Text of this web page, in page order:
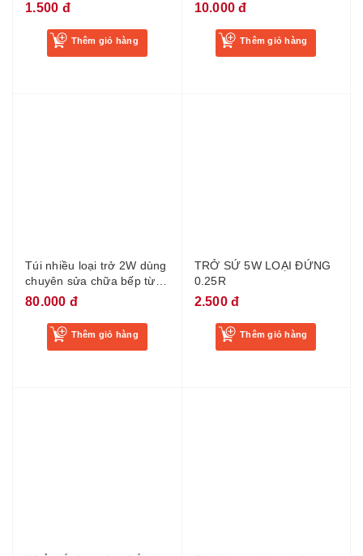
1.500 đ
Thêm giỏ hàng
10.000 đ
Thêm giỏ hàng
Túi nhiều loại trở 2W dùng
chuyên sửa chữa bếp từ
24 loại mỗi loại 5 con
80.000 đ
Thêm giỏ hàng
TRỞ SỨ 5W LOẠI ĐỨNG
0.25R
2.500 đ
Thêm giỏ hàng